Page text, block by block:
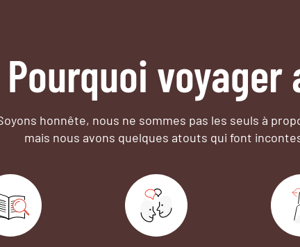
Pourquoi voyager
honnête, nous ne sommes pas les seuls à
mais nous avons quelques atouts qui font